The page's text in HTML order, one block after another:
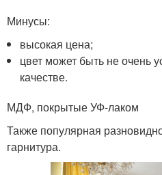
Минусы:
высокая цена;
цвет может быть не очень
качестве.
МДФ, покрытые УФ-лаком
Также популярная
гарнитура.